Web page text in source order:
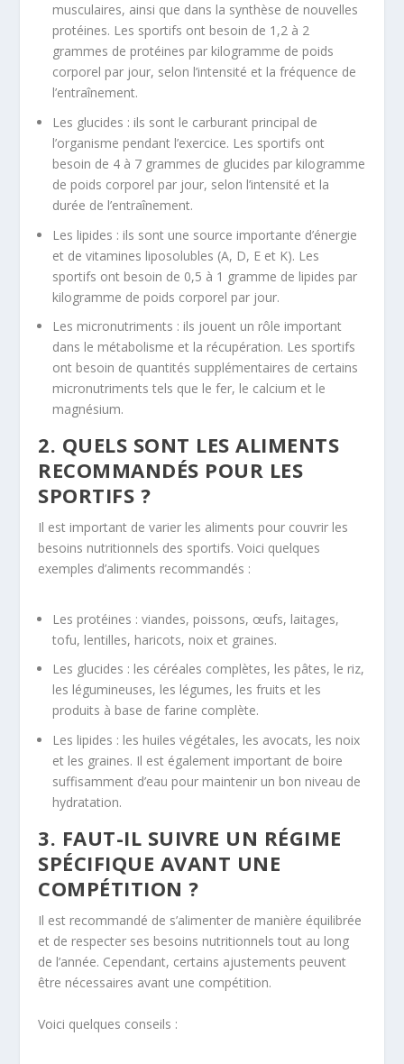
musculaires, ainsi que dans la synthèse de nouvelles
protéines. Les sportifs ont besoin de 1,2 à 2
grammes de protéines par kilogramme de poids
corporel par jour, selon l’intensité et la fréquence de
l’entraînement.
Les glucides : ils sont le carburant principal de
l’organisme pendant l’exercice. Les sportifs ont
besoin de 4 à 7 grammes de glucides par kilogramme
de poids corporel par jour, selon l’intensité et la
durée de l’entraînement.
Les lipides : ils sont une source importante d’énergie
et de vitamines liposolubles (A, D, E et K). Les
sportifs ont besoin de 0,5 à 1 gramme de lipides par
kilogramme de poids corporel par jour.
Les micronutriments : ils jouent un rôle important
dans le métabolisme et la récupération. Les sportifs
ont besoin de quantités supplémentaires de certains
micronutriments tels que le fer, le calcium et le
magnésium.
2. QUELS SONT LES ALIMENTS
RECOMMANDÉS POUR LES
SPORTIFS ?
Il est important de varier les aliments pour couvrir les
besoins nutritionnels des sportifs. Voici quelques
exemples d’aliments recommandés :
Les protéines : viandes, poissons, œufs, laitages,
tofu, lentilles, haricots, noix et graines.
Les glucides : les céréales complètes, les pâtes, le riz,
les légumineuses, les légumes, les fruits et les
produits à base de farine complète.
Les lipides : les huiles végétales, les avocats, les noix
et les graines. Il est également important de boire
suffisamment d’eau pour maintenir un bon niveau de
hydratation.
3. FAUT-IL SUIVRE UN RÉGIME
SPÉCIFIQUE AVANT UNE
COMPÉTITION ?
Il est recommandé de s’alimenter de manière équilibrée
et de respecter ses besoins nutritionnels tout au long
de l’année. Cependant, certains ajustements peuvent
être nécessaires avant une compétition.
Voici quelques conseils :